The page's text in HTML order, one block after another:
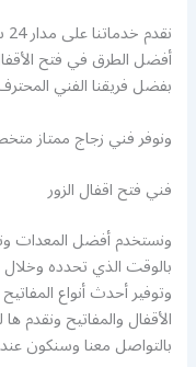
أفضل الطرق في فتح
بفضل فريقنا الفني
ونوفر فني زجاج ممتاز
فني فتح اقفال الزور
ونستخدم أفضل المعدات
بالوقت الذي تحدده
وتوفير أحدث أنواع
الأقفال والمفاتيح ونقدم
بالتواصل معنا وسنكون